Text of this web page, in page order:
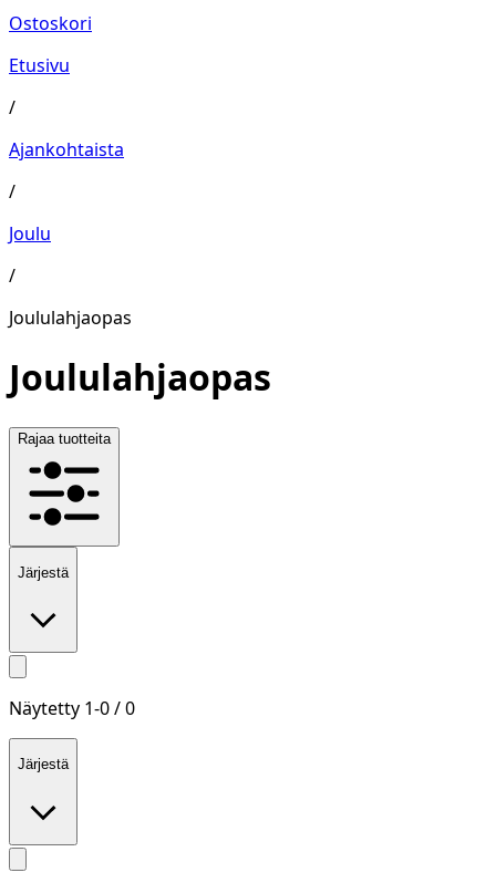
Ostoskori
Etusivu
/
Ajankohtaista
/
Joulu
/
Joululahjaopas
Joululahjaopas
Rajaa tuotteita
Järjestä
Näytetty 1-0/0
Järjestä